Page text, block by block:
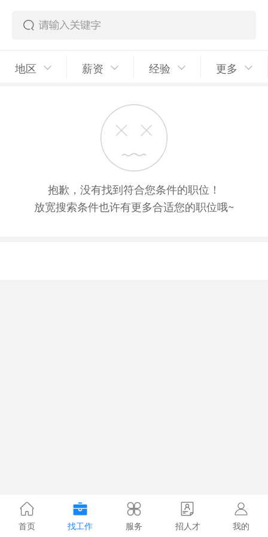
地区 薪资 经验 更多
抱歉，没有找到符合您条件的职位！
放宽搜索条件也许有更多合适您的职位哦~
首页 找工作 服务 招人才 我的